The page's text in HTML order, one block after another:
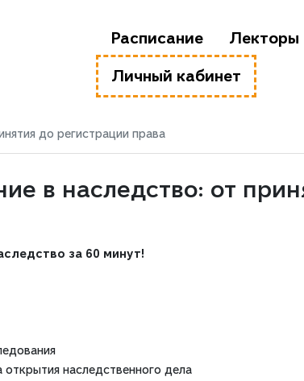
Расписание Лекторы
Личный кабинет
до регистрации права
в наследство: от
за 60 минут!
наследственного дела